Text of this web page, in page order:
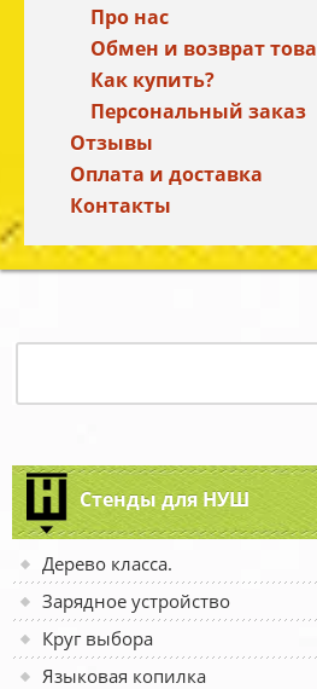
Про нас
Обмен и возврат
Как купить?
Персональный заказ
Отзывы
Оплата и доставка
Контакты
Стенды для НУШ
Дерево класса.
Зарядное устройство
Круг выбора
Языковая копилка